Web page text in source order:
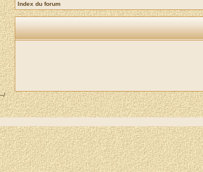
Index du forum
--/